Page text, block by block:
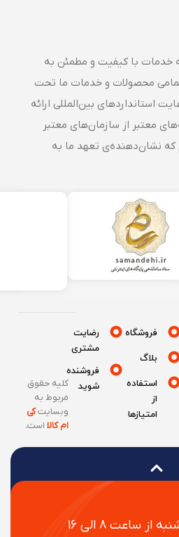
با کیفیت و مطمئن به
محصولات و خدمات ما تحت
بین‌المللی ارائه
از سازمان‌های معتبر
نشان‌دهنده‌ی تعهد ما به
۸ الی ۱۶
فروشگاه
بلاگ
استفاده
امتیازها
رضایت
مشتری
فروشنده
شوید
کلیه حقوق
مربوط به
وبسایتکی
ام کالااست.